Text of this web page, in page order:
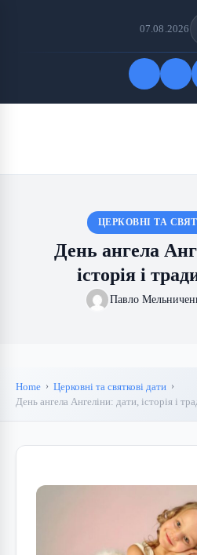
07.08.2026
ЦЕРКОВНІ ТА
День ангела
історія і
Павло
Home
Церковні та святкові дати
День ангела Ангеліни: дати, історія і